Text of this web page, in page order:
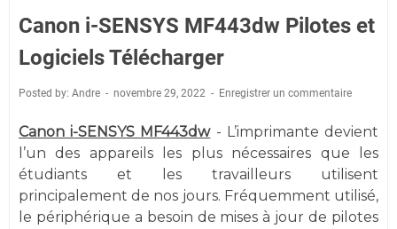
Canon i-SENSYS MF443dw Pilotes et
Logiciels Télécharger
Posted by: Andre novembre 29, 2022 Enregistrer un commentaire
Canon i-SENSYS MF443dw- L’imprimante devient
l’un des appareils les plus nécessaires que les
étudiants et les travailleurs utilisent
principalement de nos jours. Fréquemment utilisé,
le périphérique a besoin de mises à jour de pilotes